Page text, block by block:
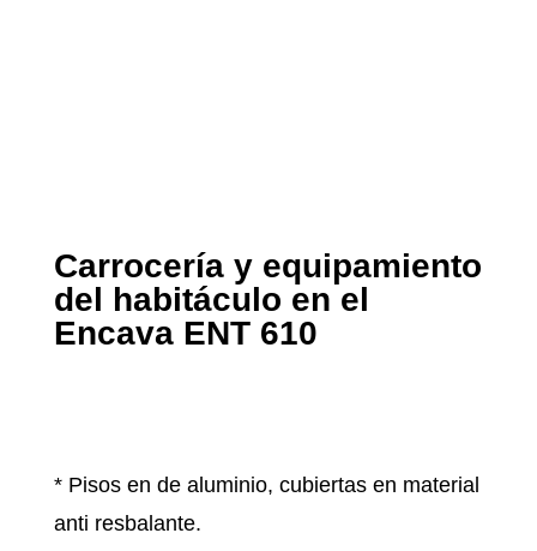
Carrocería y equipamiento
del habitáculo en el
Encava ENT 610
* Pisos en de aluminio, cubiertas en material
anti resbalante.